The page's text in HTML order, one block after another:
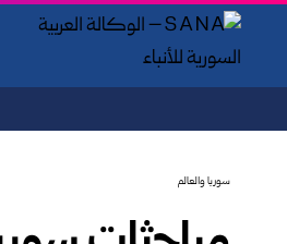
سوريا والعالم